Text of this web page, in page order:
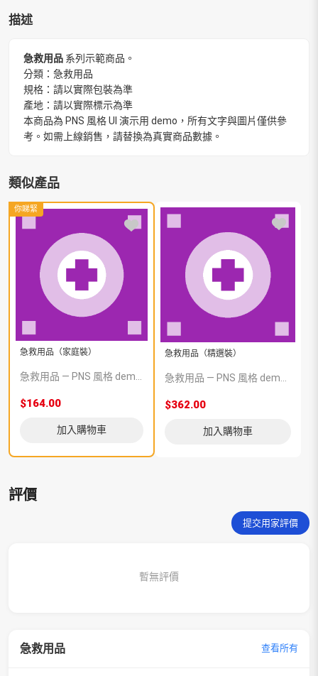
描述
急救用品 系列示範商品。
分類：急救用品
規格：請以實際包裝為準
產地：請以實際標示為準
本商品為 PNS 風格 UI 演示用 demo，所有文字與圖片僅供參
考。如需上線銷售，請替換為真實商品數據。
類似產品
你睇緊
急救用品（家庭裝）
急救用品 — PNS 風格 demo 占位商品，方便首頁與分類頁版位演示，上線前由業務替換為真實 SKU。
$164.00
加入購物車
急救用品（精選裝）
急救用品 — PNS 風格 demo 占位商品，方便首頁與分類頁版位演示，上線前由業務替換為真實 SKU。
$362.00
加入購物車
評價
提交用家評價
暫無評價
急救用品 查看所有